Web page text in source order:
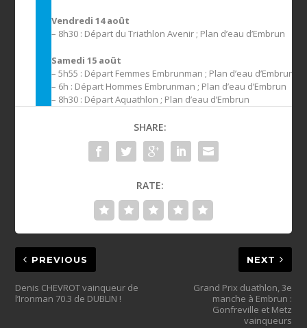
Vendredi 14 août
– 8h30 : Départ du Triathlon Avenir ; Plan d’eau d’Embrun
Samedi 15 août
– 5h55 : Départ Femmes Embrunman ; Plan d’eau d’Embrun
– 6h : Départ Hommes Embrunman ; Plan d’eau d’Embrun
– 8h30 : Départ Aquathlon ; Plan d’eau d’Embrun
SHARE:
RATE:
PREVIOUS
Denis CHEVROT vainqueur de
NEXT
Grand Prix duathlon, 3e
manche à Embrun :
Gonfreville et Metz
vainqueurs